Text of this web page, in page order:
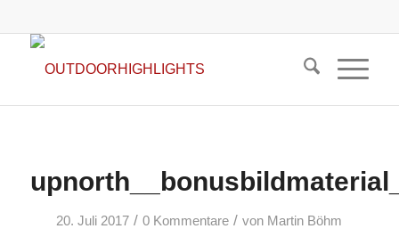
20. Juli 2017 / 0 Kommentare / von Martin Böhm